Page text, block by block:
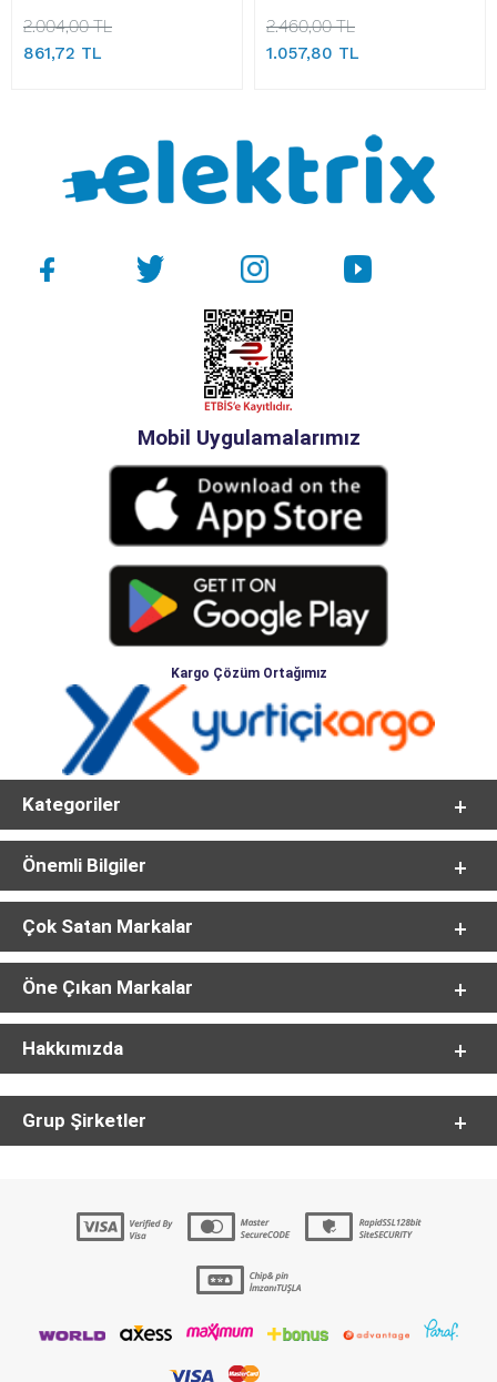
2.004,00 TL
861,72 TL
2.460,00 TL
1.057,80 TL
Mobil Uygulamalarımız
Kargo Çözüm Ortağımız
Kategoriler
Önemli Bilgiler
Çok Satan Markalar
Öne Çıkan Markalar
Hakkımızda
Grup Şirketler